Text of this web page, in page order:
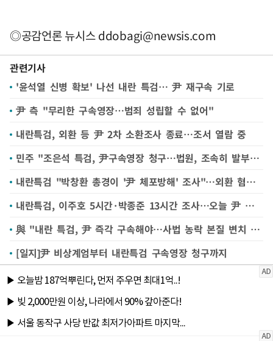
◎공감언론 뉴시스ddobagi@newsis.com
관련기사
'윤석열 신병 확보' 나선 내란 특검… 尹 재구속 기로
尹 측 "무리한 구속영장…범죄 성립할 수 없어"
내란특검, 외환 등 尹 2차 소환조사 종료…조서 열람 중
민주 "조은석 특검, 尹구속영장 청구…법원, 조속히 발부해야"
내란특검 "박창환 총경이 '尹 체포방해' 조사"…외환 혐의 수사도 속도
내란특검, 이주호 5시간·박종준 13시간 조사…오늘 尹 조사(종합)
與 "내란 특검, 尹 즉각 구속해야…사법 농락 본질 변치 않아"
[일지]尹 비상계엄부터 내란특검 구속영장 청구까지